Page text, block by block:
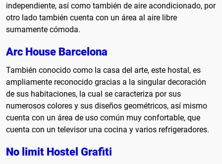
independiente, así como también de aire acondicionado, por
otro lado también cuenta con un área al aire libre
sumamente cómoda.
Arc House Barcelona
También conocido como la casa del arte, este hostal, es
ampliamente reconocido gracias a la singular decoración
de sus habitaciones, la cual se caracteriza por sus
numerosos colores y sus diseños geométricos, así mismo
cuenta con un área de uso común muy confortable, que
cuenta con un televisor una cocina y varios refrigeradores.
No limit Hostel Grafiti